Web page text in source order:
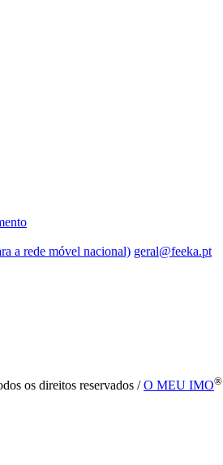
a rede móvel nacional) geral@feeka.pt
os direitos reservados /O MEU IMO®